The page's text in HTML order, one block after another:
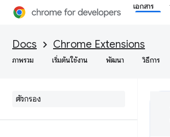
เอกสาร
Docs Chrome Extensions
ภาพรวม เริ่มต้นใช้งาน พัฒนา วิธีการ